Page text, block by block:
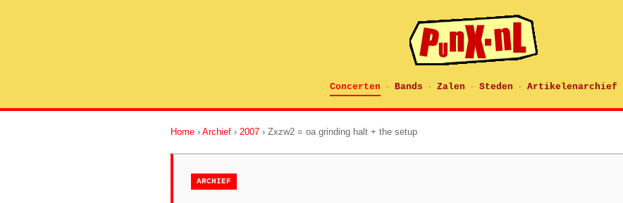
Concerten · Bands · Zalen · Steden · Artikelenarchief
Home › Archief › 2007 › Zxzw2 = oa grinding halt + the setup
ARCHIEF